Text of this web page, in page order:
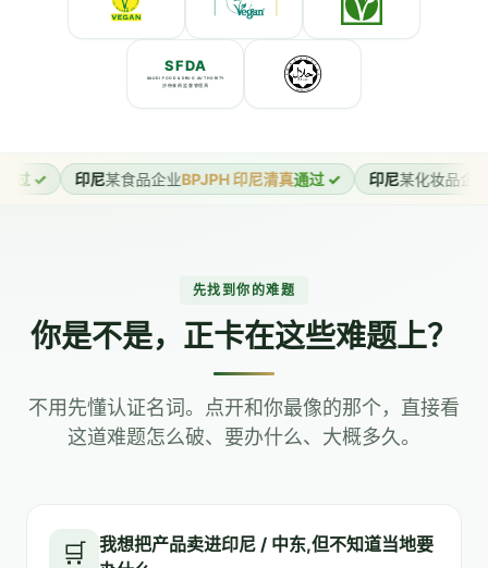
食品企业 BPJPH 印尼清真通过 ✓ 印尼某化妆品企业BPJPH 印尼清
先找到你的难题
你是不是，正卡在这些难题上？
不用先懂认证名词。点开和你最像的那个，直接看
这道难题怎么破、要办什么、大概多久。
🛒 我想把产品卖进印尼 / 中东,但不知道当地要